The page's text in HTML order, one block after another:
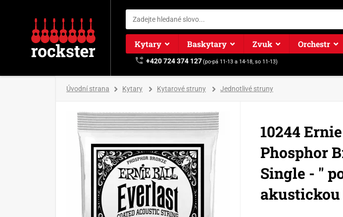
Kytary Baskytary Zvuk Orchestr
+420 724 374 127(po-pá 11-13 a 14-18, so 11-13)
Úvodní strana Kytary Kytarové struny Jednotlivé struny
10244
Phosphor
Single - "